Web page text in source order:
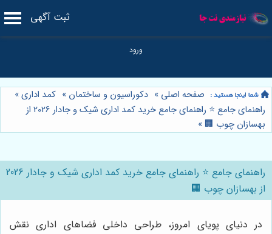
ثبت آگهی
صفحه اصلی » دکوراسیون و ساختمان » کمد اداری»
راهنمای جامع ⭐️ راهنمای جامع خرید کمد اداری شیک و جادار 2026 از
بهسازان چوب 🏢 »
راهنمای جامع ⭐️ راهنمای جامع خرید کمد اداری شیک و جادار 2026
از بهسازان چوب 🏢
در دنیای پویای امروز، طراحی داخلی فضاهای اداری نقش